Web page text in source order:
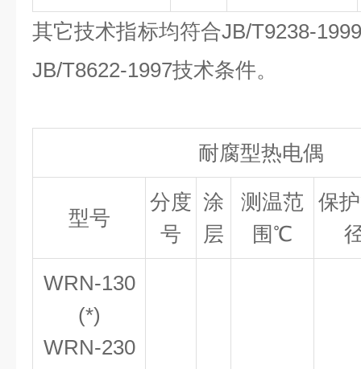
其它技术指标均符合JB/T9238-
JB/T8622-1997技术条件。
耐腐型热电偶
型号
分度
号
涂
层
测温范
围℃
保
WRN-130
(*)
WRN-230